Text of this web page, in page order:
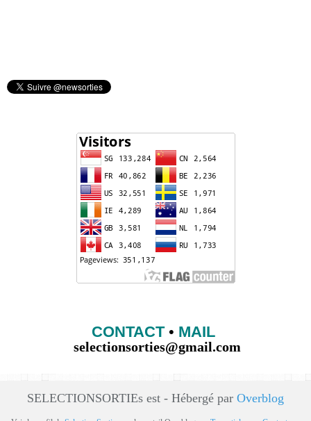
CONTACT• MAIL
selectionsorties@gmail.com
SELECTIONSORTIEs est - Hébergé par Overblog